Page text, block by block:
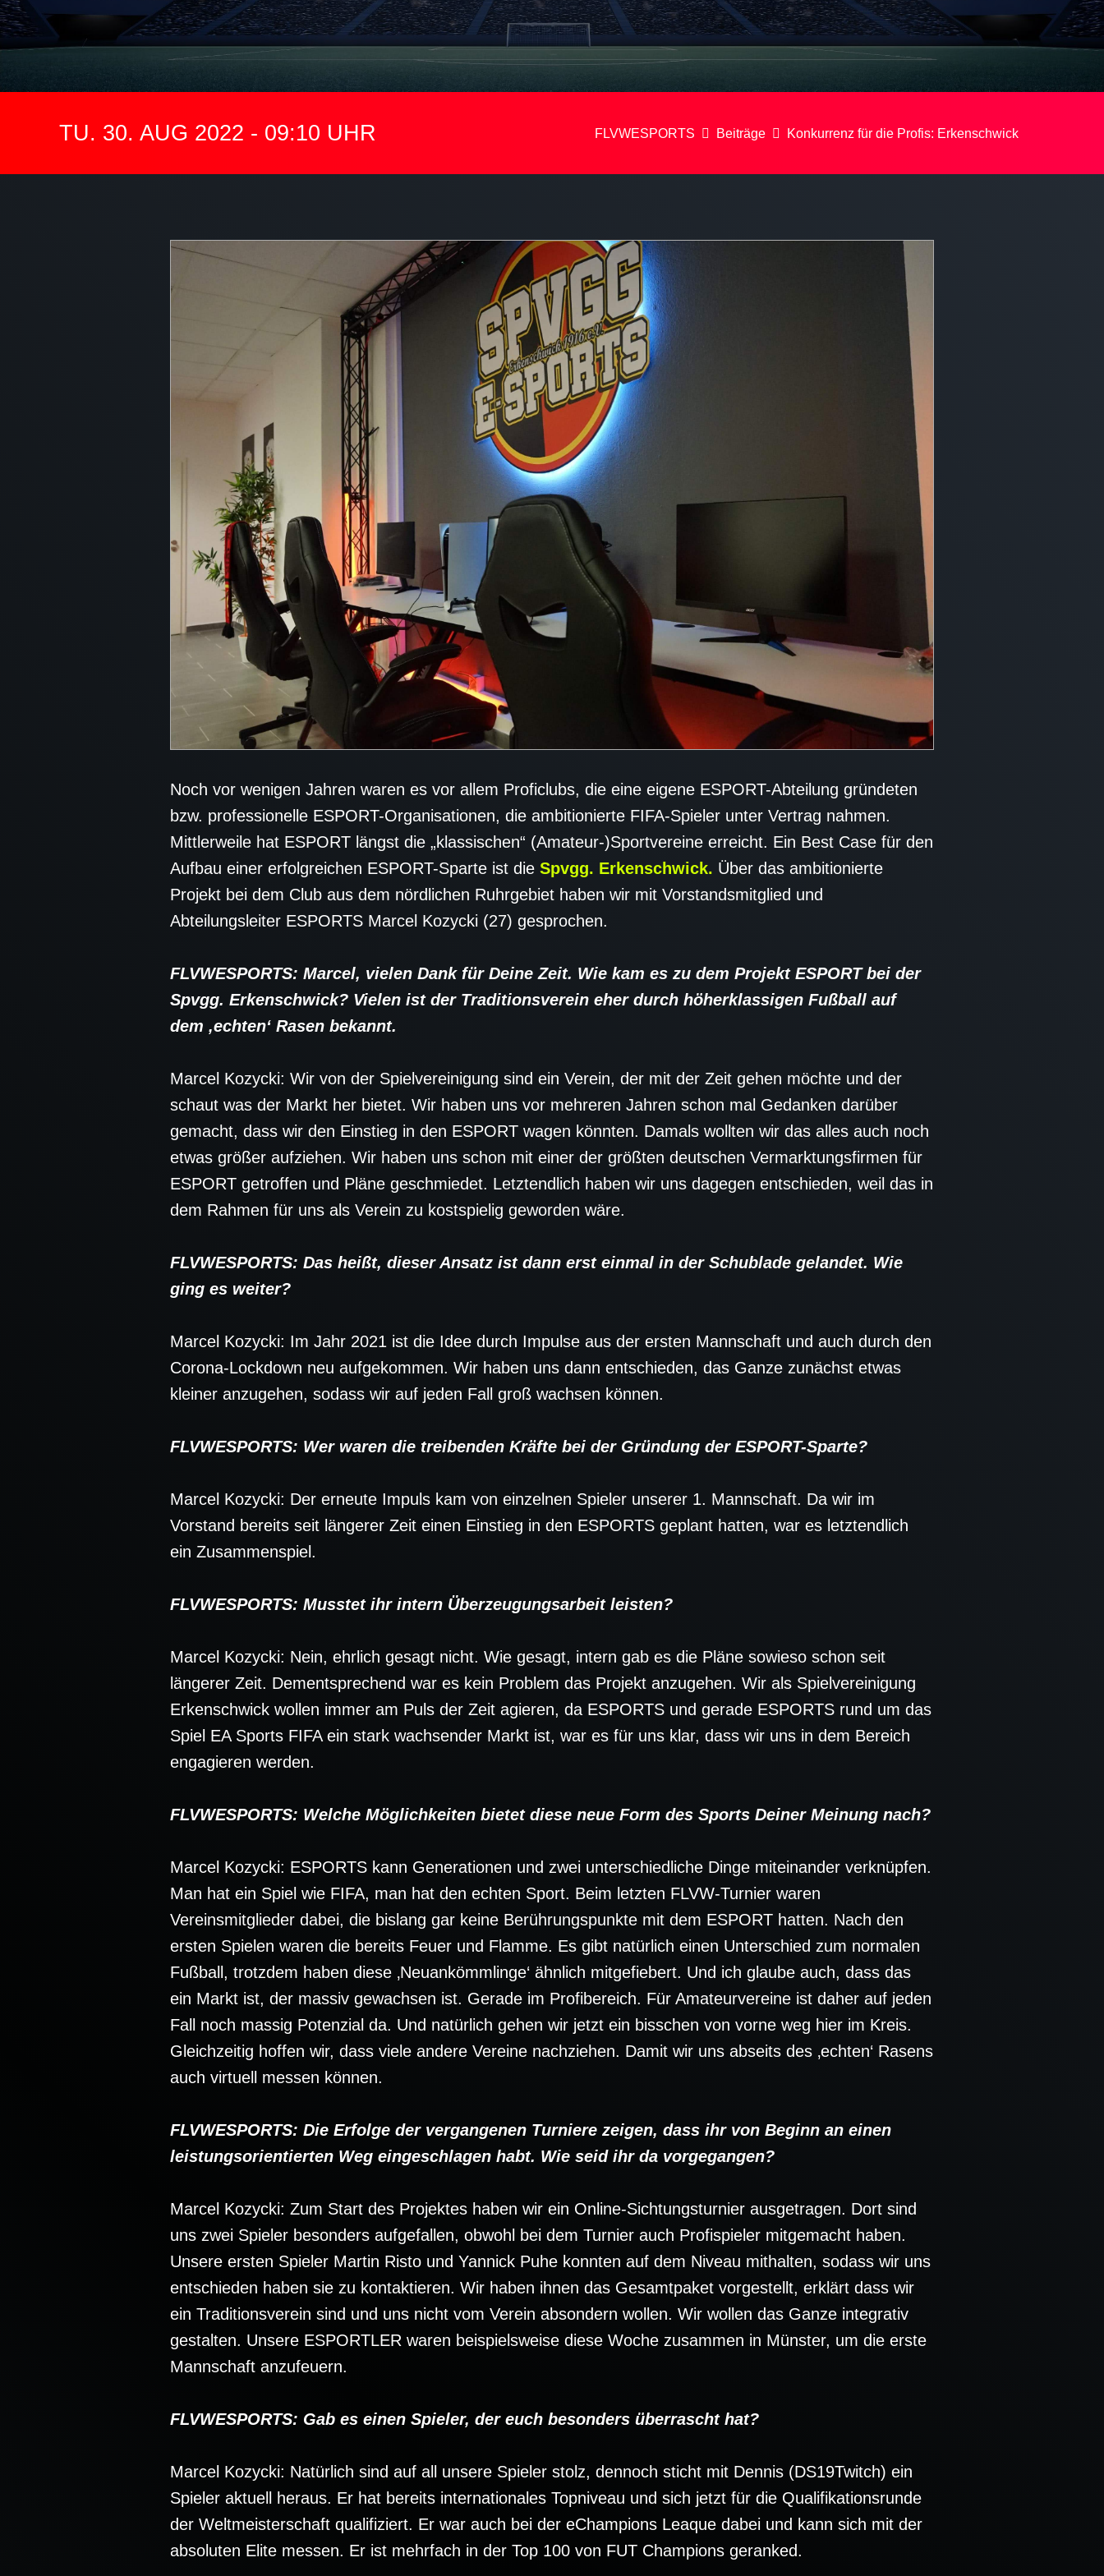
TU. 30. AUG 2022 - 09:10 UHR FLVWESPORTS Beiträge Konkurrenz für die Profis: Erkenschwick
Noch vor wenigen Jahren waren es vor allem Proficlubs, die eine eigene ESPORT-Abteilung gründeten
bzw. professionelle ESPORT-Organisationen, die ambitionierte FIFA-Spieler unter Vertrag nahmen.
Mittlerweile hat ESPORT längst die „klassischen“ (Amateur-)Sportvereine erreicht. Ein Best Case für den
Aufbau einer erfolgreichen ESPORT-Sparte ist die Spvgg. Erkenschwick. Über das ambitionierte
Projekt bei dem Club aus dem nördlichen Ruhrgebiet haben wir mit Vorstandsmitglied und
Abteilungsleiter ESPORTS Marcel Kozycki (27) gesprochen.
FLVWESPORTS: Marcel, vielen Dank für Deine Zeit. Wie kam es zu dem Projekt ESPORT bei der
Spvgg. Erkenschwick? Vielen ist der Traditionsverein eher durch höherklassigen Fußball auf
dem ‚echten‘ Rasen bekannt.
Marcel Kozycki: Wir von der Spielvereinigung sind ein Verein, der mit der Zeit gehen möchte und der
schaut was der Markt her bietet. Wir haben uns vor mehreren Jahren schon mal Gedanken darüber
gemacht, dass wir den Einstieg in den ESPORT wagen könnten. Damals wollten wir das alles auch noch
etwas größer aufziehen. Wir haben uns schon mit einer der größten deutschen Vermarktungsfirmen für
ESPORT getroffen und Pläne geschmiedet. Letztendlich haben wir uns dagegen entschieden, weil das in
dem Rahmen für uns als Verein zu kostspielig geworden wäre.
FLVWESPORTS: Das heißt, dieser Ansatz ist dann erst einmal in der Schublade gelandet. Wie
ging es weiter?
Marcel Kozycki: Im Jahr 2021 ist die Idee durch Impulse aus der ersten Mannschaft und auch durch den
Corona-Lockdown neu aufgekommen. Wir haben uns dann entschieden, das Ganze zunächst etwas
kleiner anzugehen, sodass wir auf jeden Fall groß wachsen können.
FLVWESPORTS: Wer waren die treibenden Kräfte bei der Gründung der ESPORT-Sparte?
Marcel Kozycki: Der erneute Impuls kam von einzelnen Spieler unserer 1. Mannschaft. Da wir im
Vorstand bereits seit längerer Zeit einen Einstieg in den ESPORTS geplant hatten, war es letztendlich
ein Zusammenspiel.
FLVWESPORTS: Musstet ihr intern Überzeugungsarbeit leisten?
Marcel Kozycki: Nein, ehrlich gesagt nicht. Wie gesagt, intern gab es die Pläne sowieso schon seit
längerer Zeit. Dementsprechend war es kein Problem das Projekt anzugehen. Wir als Spielvereinigung
Erkenschwick wollen immer am Puls der Zeit agieren, da ESPORTS und gerade ESPORTS rund um das
Spiel EA Sports FIFA ein stark wachsender Markt ist, war es für uns klar, dass wir uns in dem Bereich
engagieren werden.
FLVWESPORTS: Welche Möglichkeiten bietet diese neue Form des Sports Deiner Meinung nach?
Marcel Kozycki: ESPORTS kann Generationen und zwei unterschiedliche Dinge miteinander verknüpfen.
Man hat ein Spiel wie FIFA, man hat den echten Sport. Beim letzten FLVW-Turnier waren
Vereinsmitglieder dabei, die bislang gar keine Berührungspunkte mit dem ESPORT hatten. Nach den
ersten Spielen waren die bereits Feuer und Flamme. Es gibt natürlich einen Unterschied zum normalen
Fußball, trotzdem haben diese ‚Neuankömmlinge‘ ähnlich mitgefiebert. Und ich glaube auch, dass das
ein Markt ist, der massiv gewachsen ist. Gerade im Profibereich. Für Amateurvereine ist daher auf jeden
Fall noch massig Potenzial da. Und natürlich gehen wir jetzt ein bisschen von vorne weg hier im Kreis.
Gleichzeitig hoffen wir, dass viele andere Vereine nachziehen. Damit wir uns abseits des ‚echten‘ Rasens
auch virtuell messen können.
FLVWESPORTS: Die Erfolge der vergangenen Turniere zeigen, dass ihr von Beginn an einen
leistungsorientierten Weg eingeschlagen habt. Wie seid ihr da vorgegangen?
Marcel Kozycki: Zum Start des Projektes haben wir ein Online-Sichtungsturnier ausgetragen. Dort sind
uns zwei Spieler besonders aufgefallen, obwohl bei dem Turnier auch Profispieler mitgemacht haben.
Unsere ersten Spieler Martin Risto und Yannick Puhe konnten auf dem Niveau mithalten, sodass wir uns
entschieden haben sie zu kontaktieren. Wir haben ihnen das Gesamtpaket vorgestellt, erklärt dass wir
ein Traditionsverein sind und uns nicht vom Verein absondern wollen. Wir wollen das Ganze integrativ
gestalten. Unsere ESPORTLER waren beispielsweise diese Woche zusammen in Münster, um die erste
Mannschaft anzufeuern.
FLVWESPORTS: Gab es einen Spieler, der euch besonders überrascht hat?
Marcel Kozycki: Natürlich sind auf all unsere Spieler stolz, dennoch sticht mit Dennis (DS19Twitch) ein
Spieler aktuell heraus. Er hat bereits internationales Topniveau und sich jetzt für die Qualifikationsrunde
der Weltmeisterschaft qualifiziert. Er war auch bei der eChampions Leaque dabei und kann sich mit der
absoluten Elite messen. Er ist mehrfach in der Top 100 von FUT Champions geranked.